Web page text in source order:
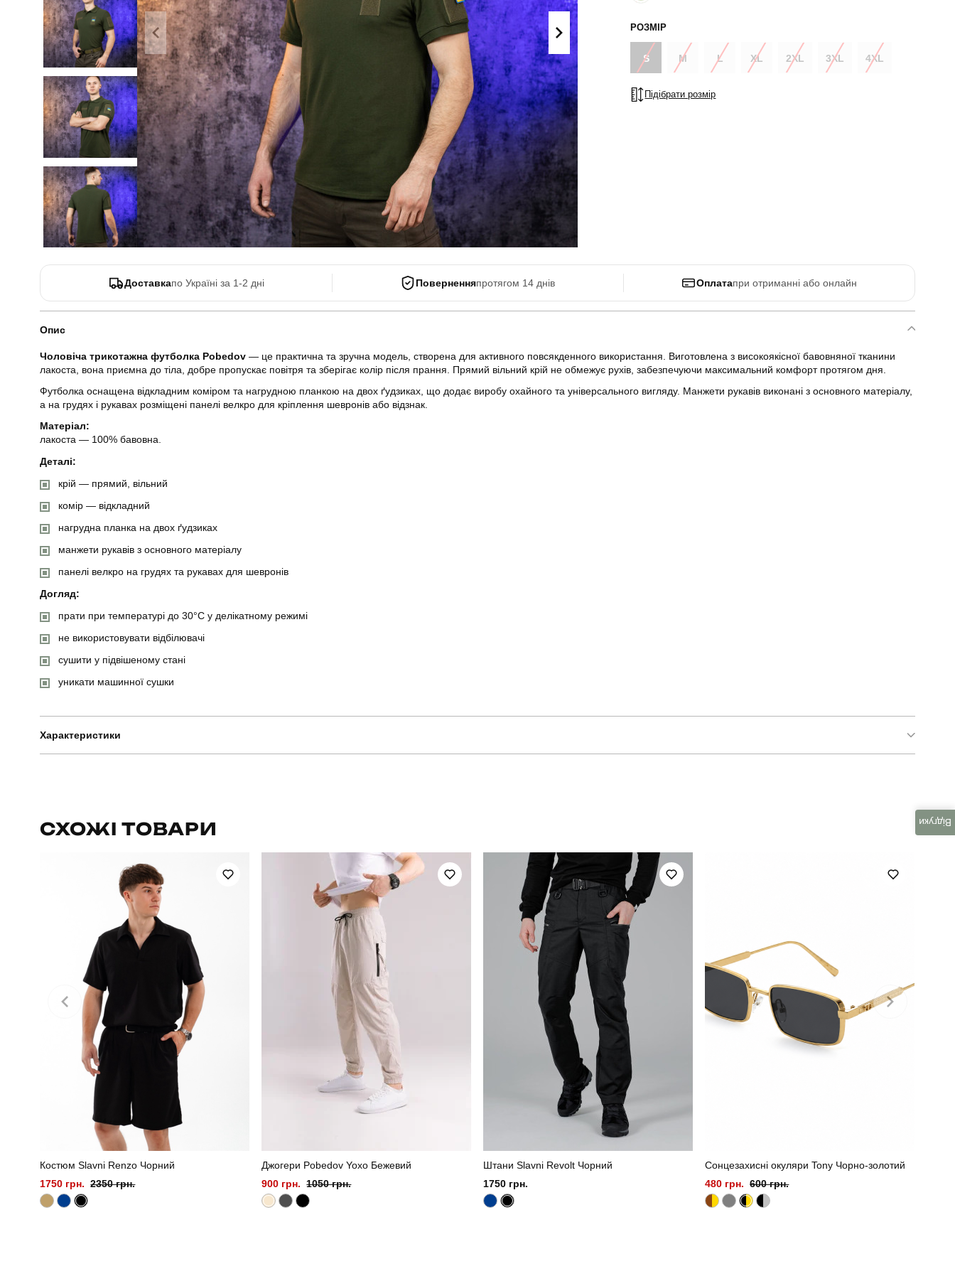
Літні комплекти Поло
Сорочки
Футболки
Майки
ХУДІ, СВІТШОТИ, СВЕТРИ
Кофти
Светри
Світшоти
Худі
Боді
РОЗМІР
S M L XL 2XL 3XL 4XL
Підібрати розмір
Доставкапо Україні за 1-2 дні Поверненняпротягом 14 днів Оплатапри отриманні або онлайн
Опис
Чоловіча трикотажна футболка Pobedov — це практична та зручна модель, створена для активного повсякденного використання. Виготовлена з високоякісної бавовняної тканини
лакоста, вона приємна до тіла, добре пропускає повітря та зберігає колір після прання. Прямий вільний крій не обмежує рухів, забезпечуючи максимальний комфорт протягом дня.
Футболка оснащена відкладним коміром та нагрудною планкою на двох ґудзиках, що додає виробу охайного та універсального вигляду. Манжети рукавів виконані з основного матеріалу,
а на грудях і рукавах розміщені панелі велкро для кріплення шевронів або відзнак.
Матеріал:
лакоста — 100% бавовна.
Деталі:
крій — прямий, вільний
комір — відкладний
нагрудна планка на двох ґудзиках
манжети рукавів з основного матеріалу
панелі велкро на грудях та рукавах для шевронів
Догляд:
прати при температурі до 30°C у делікатному режимі
не використовувати відбілювачі
сушити у підвішеному стані
уникати машинної сушки
Характеристики
Стать
літо
Склад тканини
Країна - виробник
СХОЖІ ТОВАРИ
Костюм Slavni Renzo Чорний
1750 грн. 2350 грн.
Джогери Pobedov Yoxo Бежевий
900 грн. 1050 грн.
Штани Slavni Revolt Чорний
1750 грн.
Сонцезахисні окуляри Tony Чорно-золотий
480 грн. 600 грн.
Відгуки